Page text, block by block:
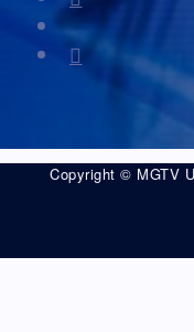
Copyright © MGTV